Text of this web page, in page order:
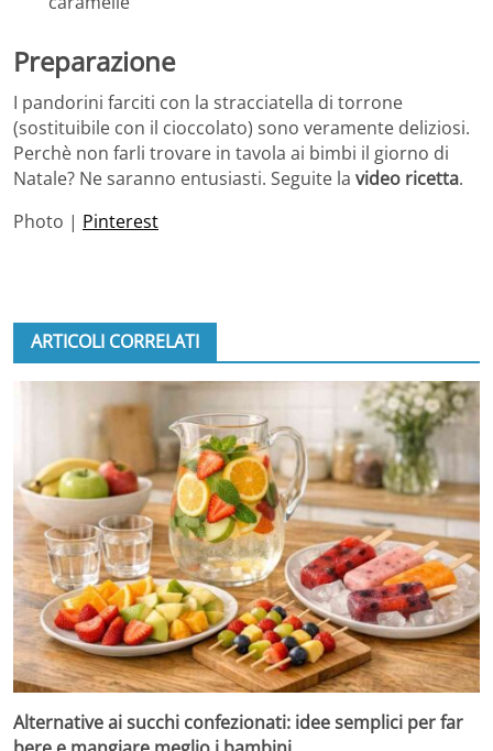
Preparazione
I pandorini farciti con la stracciatella di torrone
(sostituibile con il cioccolato) sono veramente deliziosi.
Perchè non farli trovare in tavola ai bimbi il giorno di
Natale? Ne saranno entusiasti. Seguite la video ricetta.
Photo | Pinterest
ARTICOLI CORRELATI
Alternative ai succhi confezionati: idee semplici per far